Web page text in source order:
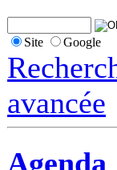
Site Google
avancée
Agenda